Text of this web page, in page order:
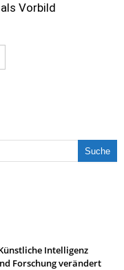
Vorbild
Intelligenz
Forschung verändert